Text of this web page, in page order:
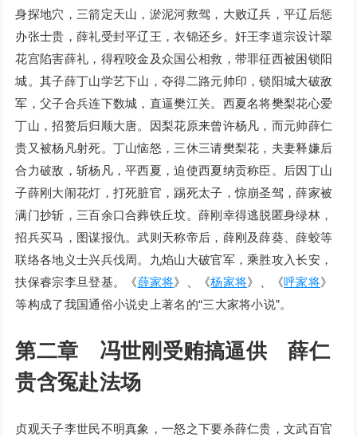
身探地穴，三箭定天山，淤泥河救驾，大败辽兵，平辽后惩
办张士贵，薛礼受封平辽王，衣锦还乡。奸王李道宗设计翠
花宫陷害薛礼，得程咬金及众国公相救，带罪征西被困锁阳
城。其子薛丁山学艺下山，夺得二路元帅印，锁阳城大破敌
军，父子合兵连下数城，直逼樊江关。西夏名将樊梨花心爱
丁山，招赘后归顺大唐。因梨花原来曾许杨凡，而元帅薛仁
贵又被杨凡射死。丁山恼怒，三休三请樊梨花，夫妻释嫌后
合力破敌，斩杨凡，平西夏，迫使西夏纳贡称臣。后因丁山
子薛刚大闹花灯，打死脏官，踢死太子，惊崩圣驾，薛家被
满门抄斩，三百余口合葬铁丘坟。薛刚幸得逃脱匿身绿林，
招兵买马，图谋报仇。武则天称帝后，薛刚及薛葵、薛蛟等
联络各地义士兴兵伐周。九焰山大破官军，乘胜攻入长安，
扶保睿宗李旦登基。《薛家将》、《杨家将》、《呼家将》
等构成了我国通俗小说史上著名的“三大家将小说”。
第二章 冯世刚受贿搞逼供 薛仁
贵含冤赴法场
贞观天子李世民不明真象，一怒之下要杀薛仁贵，文武百官